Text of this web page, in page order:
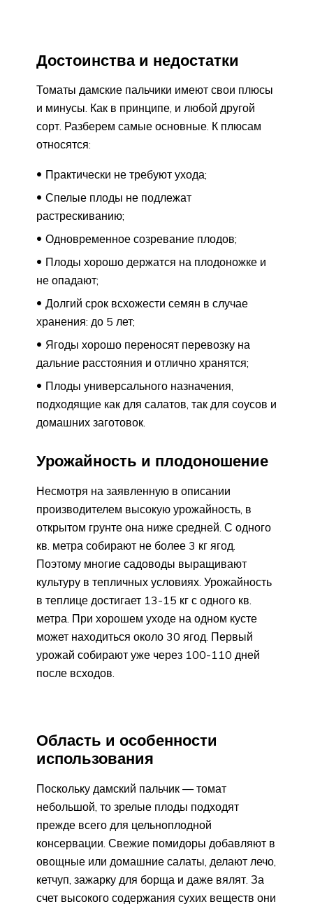
Достоинства и недостатки
Томаты дамские пальчики имеют свои плюсы
и минусы. Как в принципе, и любой другой
сорт. Разберем самые основные. К плюсам
относятся:
Практически не требуют ухода;
Спелые плоды не подлежат
растрескиванию;
Одновременное созревание плодов;
Плоды хорошо держатся на плодоножке и
не опадают;
Долгий срок всхожести семян в случае
хранения: до 5 лет;
Ягоды хорошо переносят перевозку на
дальние расстояния и отлично хранятся;
Плоды универсального назначения,
подходящие как для салатов, так для соусов и
домашних заготовок.
Урожайность и плодоношение
Несмотря на заявленную в описании
производителем высокую урожайность, в
открытом грунте она ниже средней. С одного
кв. метра собирают не более 3 кг ягод.
Поэтому многие садоводы выращивают
культуру в тепличных условиях. Урожайность
в теплице достигает 13-15 кг с одного кв.
метра. При хорошем уходе на одном кусте
может находиться около 30 ягод. Первый
урожай собирают уже через 100-110 дней
после всходов.
Область и особенности
использования
Поскольку дамский пальчик — томат
небольшой, то зрелые плоды подходят
прежде всего для цельноплодной
консервации. Свежие помидоры добавляют в
овощные или домашние салаты, делают лечо,
кетчуп, зажарку для борща и даже вялят. За
счет высокого содержания сухих веществ они